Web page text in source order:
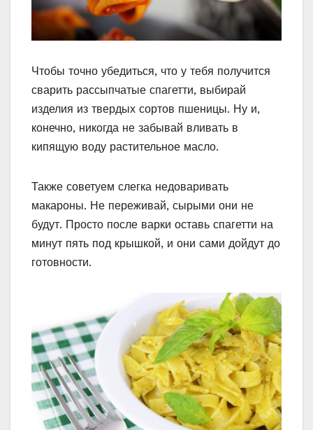
Чтобы точно убедиться, что у тебя получится
сварить рассыпчатые спагетти, выбирай
изделия из твердых сортов пшеницы. Ну и,
конечно, никогда не забывай вливать в
кипящую воду растительное масло.
Также советуем слегка недоваривать
макароны. Не переживай, сырыми они не
будут. Просто после варки оставь спагетти на
минут пять под крышкой, и они сами дойдут до
готовности.